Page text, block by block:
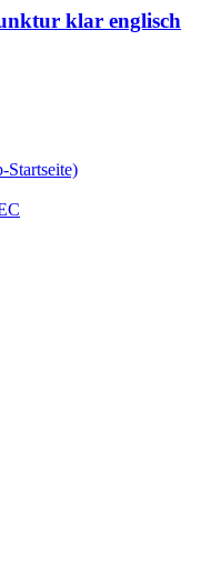
klar englisch
Startseite)